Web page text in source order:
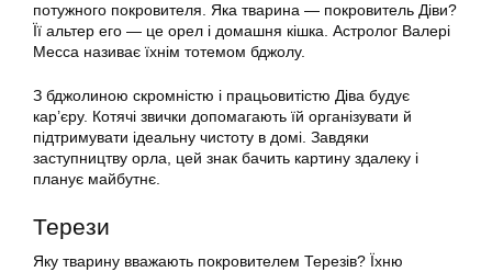
потужного покровителя. Яка тварина — покровитель Діви?
Її альтер его — це орел і домашня кішка. Астролог Валері
Месса називає їхнім тотемом бджолу.
З бджолиною скромністю і працьовитістю Діва будує
кар’єру. Котячі звички допомагають їй організувати й
підтримувати ідеальну чистоту в домі. Завдяки
заступництву орла, цей знак бачить картину здалеку і
планує майбутнє.
Терези
Яку тварину вважають покровителем Терезів? Їхню